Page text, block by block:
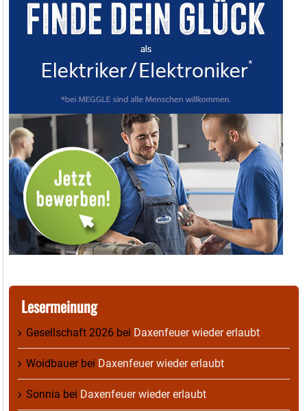
Lesermeinung
Gesellschaft 2026 bei Daxenfeuer wieder erlaubt
Woidbauerbei Daxenfeuer wieder erlaubt
Sonnia bei Daxenfeuer wieder erlaubt